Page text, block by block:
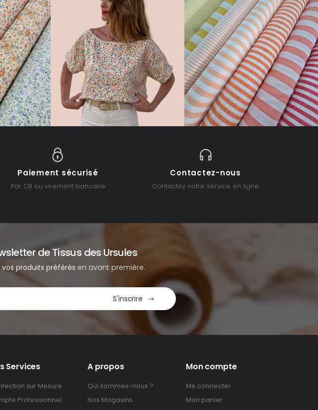
Paiement sécurisé
Par CB ou virement bancaire
Contactez-nous
Contactez notre service en ligne
de Tissus des Ursules
vos produits préférés en avant première.
S'inscrire
Services
sur Mesure
Professionnel
A propos
Qui sommes-nous ?
Nos Magasins
Mon compte
Me connecter
Mon panier